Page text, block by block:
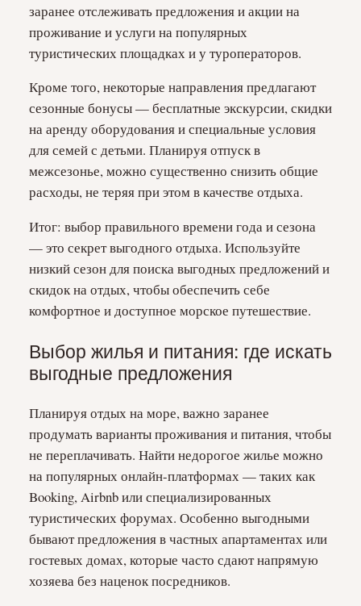
заранее отслеживать предложения и акции на
проживание и услуги на популярных
туристических площадках и у туроператоров.
Кроме того, некоторые направления предлагают
сезонные бонусы — бесплатные экскурсии, скидки
на аренду оборудования и специальные условия
для семей с детьми. Планируя отпуск в
межсезонье, можно существенно снизить общие
расходы, не теряя при этом в качестве отдыха.
Итог: выбор правильного времени года и сезона
— это секрет выгодного отдыха. Используйте
низкий сезон для поиска выгодных предложений и
скидок на отдых, чтобы обеспечить себе
комфортное и доступное морское путешествие.
Выбор жилья и питания: где искать
выгодные предложения
Планируя отдых на море, важно заранее
продумать варианты проживания и питания, чтобы
не переплачивать. Найти недорогое жилье можно
на популярных онлайн-платформах — таких как
Booking, Airbnb или специализированных
туристических форумах. Особенно выгодными
бывают предложения в частных апартаментах или
гостевых домах, которые часто сдают напрямую
хозяева без наценок посредников.